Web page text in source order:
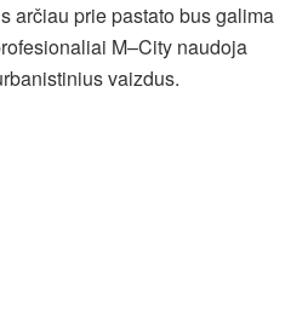
arčiau prie pastato bus galima
M–City naudoja
vaizdus.